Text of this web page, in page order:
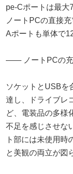
pe-Cポートは最大
ノートPCの直接
Aポートも単体で
―― ノートPCの充
ソケットとUSBを
達し、ドライブレ
ど、電装品の多様
不足を感じさせな
ト部には未使用時
と美観の両立が図